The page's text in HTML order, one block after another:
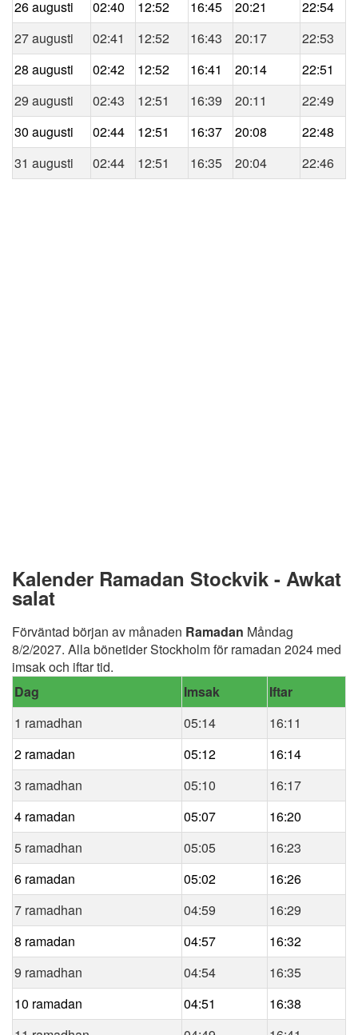
26 augusti 02:40 12:52 16:45 20:21
22:54
27 augusti
02:41 12:52 16:43 20:17
22:53
28 augusti
02:42 12:52 16:41 20:14
22:51
29 augusti
02:43 12:51 16:39 20:11
22:49
30 augusti
02:44 12:51 16:37 20:08
22:48
31 augusti
02:44 12:51 16:35 20:04 22:46
Kalender Ramadan Stockvik - Awkat
salat
Förväntad början av månaden Ramadan Måndag
8/2/2027. Alla bönetider Stockholm för ramadan 2024 med
imsak och iftar tid.
Dag
Imsak
Iftar
1 ramadhan
05:14
16:11
2 ramadan
05:12
16:14
3 ramadhan
05:10
16:17
4 ramadan
05:07
16:20
5 ramadhan
05:05
16:23
6 ramadan
05:02
16:26
7 ramadhan
04:59
16:29
8 ramadan
04:57
16:32
9 ramadhan
04:54
16:35
10 ramadan
04:51
16:38